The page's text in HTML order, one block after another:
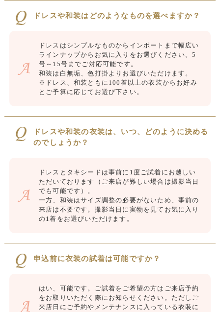
ドレスや和装はどのようなものを選べますか？
ドレスはシンプルなものからインポートまで幅広い
ラインナップからお気に入りをお選びください。5
号～15号までご対応可能です。
和装は白無垢、色打掛よりお選びいただけます。
※ドレス、和装ともに100着以上の衣装からお好み
とご予算に応じてお選び下さい。
ドレスや和装の衣装は、いつ、どのように決める
のでしょうか？
ドレスとタキシードは事前に1度ご試着にお越しい
ただいております（ご来店が難しい場合は撮影当日
でも可能です）。
一方、和装はサイズ調整の必要がないため、事前の
来店は不要です。撮影当日に実物を見てお気に入り
の1着をお選びいただけます。
申込前に衣装の試着は可能ですか？
はい、可能です。ご試着をご希望の方はご来店予約
をお取りいただく際にお知らせください。ただしご
来店日にご予約やメンテナンスに入っている衣装に